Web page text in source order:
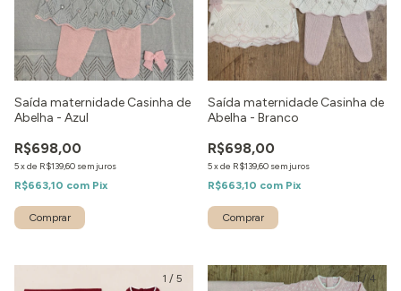
Saída maternidade Casinha de
Abelha - Azul
R$698,00
5xde R$139,60 sem juros
R$663,10 com Pix
Comprar
Saída maternidade Casinha de
Abelha - Branco
R$698,00
5xde R$139,60 sem juros
R$663,10 com Pix
Comprar
1 / 5 1/4